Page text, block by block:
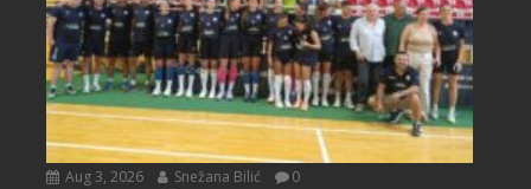
Aug 3, 2026 Snežana Bilić 0